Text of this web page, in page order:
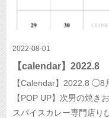
2022-08-01
【calendar】2022.8
【Calendar】2022.8
【POP UP】次男の焼
スパイスカレー専門店